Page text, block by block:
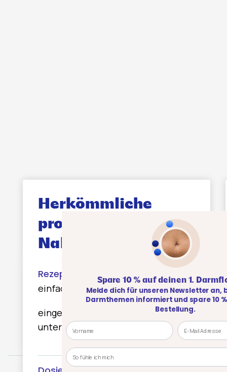
Herkömmliche
probiotische
Nahrungsergänzung
einfache Standardrezepturen
eingeschränkte Wirkung mit wenig
unterschiedlichen Kulturen
Spare 10 % auf deinen 1. Darmfloratest
Melde dich für unseren Newsletter an, bleibe über
Darmthemen informiert und spare 10 % bei deiner